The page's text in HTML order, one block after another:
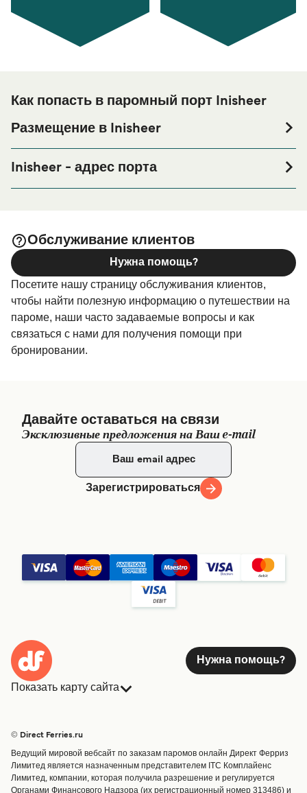
Как попасть в паромный порт Inisheer
Размещение в Inisheer
его окрестностях перед или после вашей поездки, или
если вы ищете вариант проживания на весь период
Inisheer - адрес порта
Обслуживание клиентов
Посетите нашу страницу обслуживания клиентов,
чтобы найти полезную информацию о путешествии на
пароме, наши часто задаваемые вопросы и как
связаться с нами для получения помощи при
бронировании.
Нужна помощь?
Давайте оставаться на связи
Эксклюзивные предложения на Ваш e-mail
Зарегистрироваться
Нужна помощь?
Показать карту сайта
Страны
Обслуживание клиентов
Операторы
Маршруты и порты
Грузоперевозки
© Direct Ferries.ru
Ведущий мировой вебсайт по заказам паромов онлайн Директ Ферриз
Лимитед является назначенным представителем ITC Комплайенс
Лимитед, компании, которая получила разрешение и регулируется
Органами Финансового Надзора (их регистрационный номер 313486) и